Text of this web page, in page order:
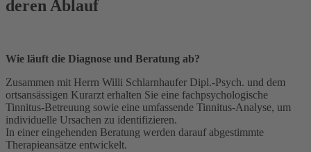
deren Ablauf
Wie läuft die Diagnose und Beratung ab?
Zusammen mit Herrn Willi Schlarnhaufer Dipl.-Psych. und dem
ortsansässigen Kurarzt erhalten Sie eine fachpsychologische
Tinnitus-Betreuung sowie eine umfassende Tinnitus-Analyse, um
individuelle Ursachen zu identifizieren.
In einer eingehenden Beratung werden darauf abgestimmte
Therapieansätze entwickelt.